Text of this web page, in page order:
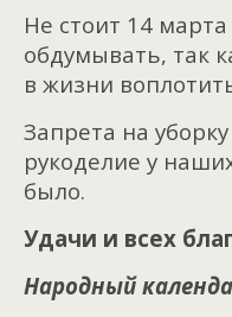
Не стоит 14
обдумывать, так
в жизни
Запрета на
рукоделие у
было.
Удачи и всех
Народный